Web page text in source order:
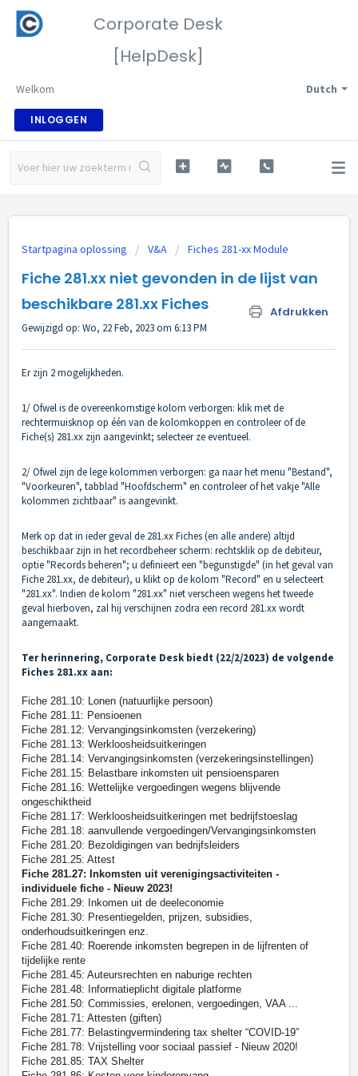
Corporate Desk
[HelpDesk]
Dutch
Welkom
INLOGGEN
Startpagina oplossing V&A Fiches 281-xx Module
Fiche 281.xx niet gevonden in de lijst van
beschikbare 281.xx Fiches
Afdrukken
Gewijzigd op: Wo, 22 Feb, 2023 om 6:13 PM
Er zijn 2 mogelijkheden.
1/ Ofwel is de overeenkomstige kolom verborgen: klik met de
rechtermuisknop op één van de kolomkoppen en controleer of de
Fiche(s) 281.xx zijn aangevinkt; selecteer ze eventueel.
2/ Ofwel zijn de lege kolommen verborgen: ga naar het menu "Bestand",
"Voorkeuren", tabblad "Hoofdscherm" en controleer of het vakje "Alle
kolommen zichtbaar" is aangevinkt.
Merk op dat in ieder geval de 281.xx Fiches (en alle andere) altijd
beschikbaar zijn in het recordbeheer scherm: rechtsklik op de debiteur,
optie "Records beheren"; u definieert een "begunstigde" (in het geval van
Fiche 281.xx, de debiteur), u klikt op de kolom "Record" en u selecteert
"281.xx". Indien de kolom "281.xx" niet verscheen wegens het tweede
geval hierboven, zal hij verschijnen zodra een record 281.xx wordt
aangemaakt.
Ter herinnering, Corporate Desk biedt (22/2/2023) de volgende
Fiches 281.xx aan:
Fiche 281.10: Lonen (natuurlijke persoon)
Fiche 281.11: Pensioenen
Fiche 281.12: Vervangingsinkomsten (verzekering)
Fiche 281.13: Werkloosheidsuitkeringen
Fiche 281.14: Vervangingsinkomsten (verzekeringsinstellingen)
Fiche 281.15: Belastbare inkomsten uit pensioensparen
Fiche 281.16: Wettelijke vergoedingen wegens blijvende
ongeschiktheid
Fiche 281.17: Werkloosheidsuitkeringen met bedrijfstoeslag
Fiche 281.18: aanvullende vergoedingen/Vervangingsinkomsten
Fiche 281.20: Bezoldigingen van bedrijfsleiders
Fiche 281.25: Attest
Fiche 281.27: Inkomsten uit verenigingsactiviteiten -
individuele fiche - Nieuw 2023!
Fiche 281.29: Inkomen uit de deeleconomie
Fiche 281.30: Presentiegelden, prijzen, subsidies,
onderhoudsuitkeringen enz.
Fiche 281.40: Roerende inkomsten begrepen in de lijfrenten of
tijdelijke rente
Fiche 281.45: Auteursrechten en naburige rechten
Fiche 281.48: Informatieplicht digitale platforme
Fiche 281.50: Commissies, erelonen, vergoedingen, VAA ...
Fiche 281.71: Attesten (giften)
Fiche 281.77: Belastingvermindering tax shelter “COVID-19”
Fiche 281.78: Vrijstelling voor sociaal passief - Nieuw 2020!
Fiche 281.85: TAX Shelter